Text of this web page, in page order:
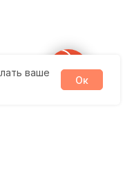
ваше
Ок